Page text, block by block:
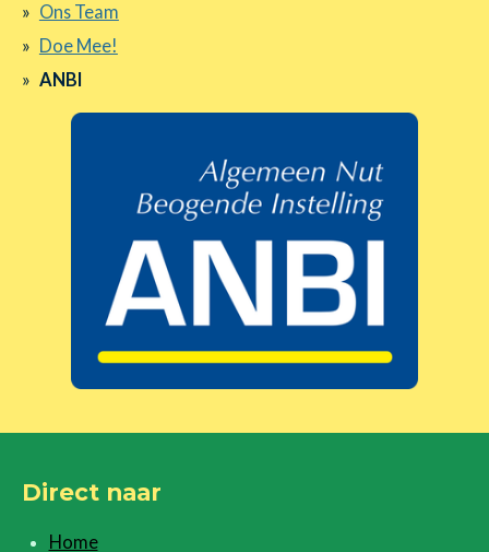
Ons Team
Doe Mee!
ANBI
Direct naar
Home